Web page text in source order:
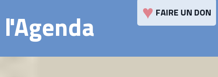
l'Agenda
♥ FAIRE UN DON